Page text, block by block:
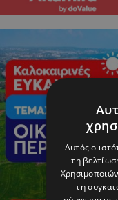
Αυτός ο
τη
τη